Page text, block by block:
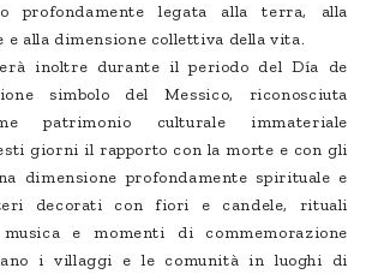
profondamente legata alla terra, alla
e alla dimensione collettiva della vita.
inoltre durante il periodo del Día de
simbolo del Messico, riconosciuta
patrimonio culturale immateriale
giorni il rapporto con la morte e con gli
dimensione profondamente spirituale e
decorati con fiori e candele, rituali
e momenti di commemorazione
i villaggi e le comunità in luoghi di